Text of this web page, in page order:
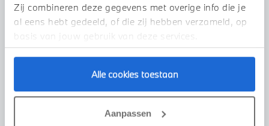
Zij combineren deze gegevens met overige info die je
al eens hebt gedeeld, of die zij hebben verzameld, op
basis van jouw gebruik van deze services.
Alle cookies toestaan
Aanpassen
Voorstel aanvragen